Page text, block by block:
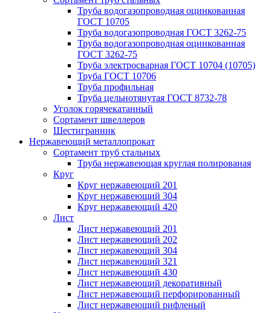
Труба водогазопроводная оцинкованная
ГОСТ 10705
Труба водогазопроводная ГОСТ 3262-75
Труба водогазопроводная оцинкованная
ГОСТ 3262-75
Труба электросварная ГОСТ 10704 (10705)
Труба ГОСТ 10706
Труба профильная
Труба цельнотянутая ГОСТ 8732-78
Уголок горячекатанный
Сортамент швеллеров
Шестигранник
Нержавеющий металлопрокат
Сортамент труб стальных
Труба нержавеющая круглая полированая
Круг
Круг нержавеющий 201
Круг нержавеющий 304
Круг нержавеющий 420
Лист
Лист нержавеющий 201
Лист нержавеющий 202
Лист нержавеющий 304
Лист нержавеющий 321
Лист нержавеющий 430
Лист нержавеющий декоративный
Лист нержавеющий перфорированный
Лист нержавеющий рифленый